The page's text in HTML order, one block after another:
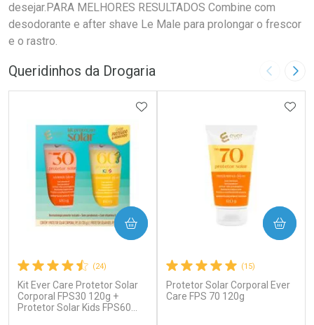
desejar.PARA MELHORES RESULTADOS Combine com
desodorante e after shave Le Male para prolongar o frescor
e o rastro.
Queridinhos da Drogaria Imagem
(24)
Kit Ever Care Protetor Solar
Corporal FPS30 120g +
Protetor Solar Kids FPS60
ADICIONAR AOS FAVORITOS
COMPRAR
(15)
Protetor Solar Corporal Ever
Care FPS 70 120g
COMPRAR